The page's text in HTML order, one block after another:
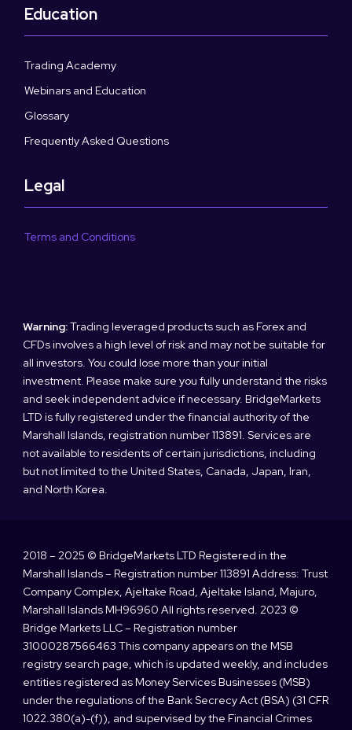
Education
Trading Academy
Webinars and Education
Glossary
Frequently Asked Questions
Legal
Terms and Conditions
Warning:Trading leveraged products such as Forex and
CFDs involves a high level of risk and may not be suitable for
all investors. You could lose more than your initial
investment. Please make sure you fully understand the risks
and seek independent advice if necessary. BridgeMarkets
LTD is fully registered under the financial authority of the
Marshall Islands, registration number 113891. Services are
not available to residents of certain jurisdictions, including
but not limited to the United States, Canada, Japan, Iran,
and North Korea.
2018 – 2025 © BridgeMarkets LTD Registered in the
Marshall Islands – Registration number 113891 Address: Trust
Company Complex, Ajeltake Road, Ajeltake Island, Majuro,
Marshall Islands MH96960 All rights reserved. 2023 ©
Bridge Markets LLC – Registration number
31000287566463 This company appears on the MSB
registry search page, which is updated weekly, and includes
entities registered as Money Services Businesses (MSB)
under the regulations of the Bank Secrecy Act (BSA) (31 CFR
1022.380(a)-(f)), and supervised by the Financial Crimes